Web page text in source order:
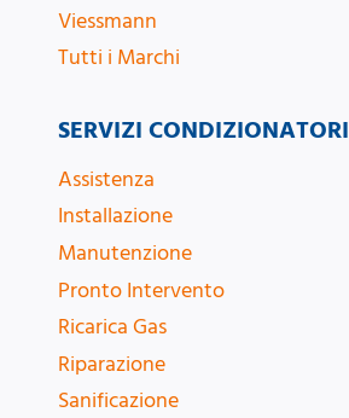
Viessmann
Tutti i Marchi
SERVIZI CONDIZIONATORI
Assistenza
Installazione
Manutenzione
Pronto Intervento
Ricarica Gas
Riparazione
Sanificazione